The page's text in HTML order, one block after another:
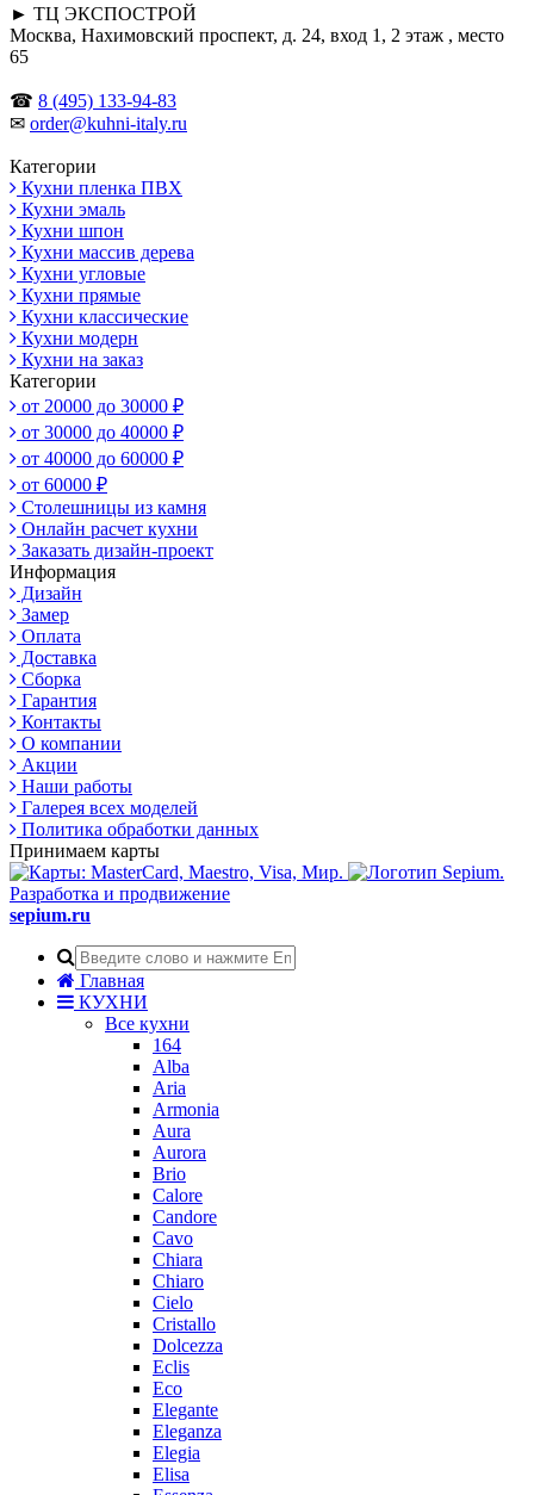
► ТЦ ЭКСПОСТРОЙ
Москва, Нахимовский проспект, д. 24, вход 1, 2 этаж , место
65
☎ 8 (495) 133-94-83
✉ order@kuhni-italy.ru
Категории
Кухни пленка ПВХ
Кухни эмаль
Кухни шпон
Кухни массив дерева
Кухни угловые
Кухни прямые
Кухни классические
Кухни модерн
Кухни на заказ
Категории
от 20000 до 30000 ₽
от 30000 до 40000 ₽
от 40000 до 60000 ₽
от 60000 ₽
Столешницы из камня
Онлайн расчет кухни
Заказать дизайн-проект
Информация
Дизайн
Замер
Оплата
Доставка
Сборка
Гарантия
Контакты
О компании
Акции
Наши работы
Галерея всех моделей
Политика обработки данных
Принимаем карты
Разработка и продвижение
sepium.ru
Главная
КУХНИ
Все кухни
164
Alba
Aria
Armonia
Aura
Aurora
Brio
Calore
Candore
Cavo
Chiara
Chiaro
Cielo
Cristallo
Dolcezza
Eclis
Eco
Elegante
Eleganza
Elegia
Elisa